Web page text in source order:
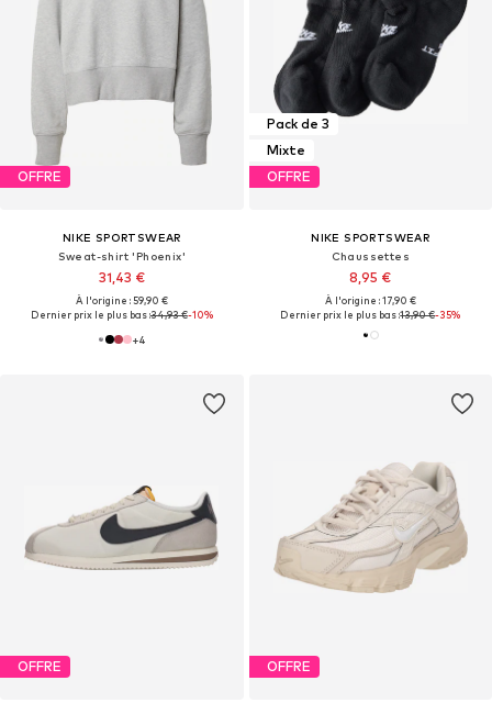
OFFRE
NIKE SPORTSWEAR
Sweat-shirt 'Phoenix'
31,43 €
À l'origine : 59,90 €
Dernier prix le plus bas :34,93 €-10%
+4
Pack de 3
Mixte
OFFRE
NIKE SPORTSWEAR
Chaussettes
8,95 €
À l'origine : 17,90 €
Dernier prix le plus bas :13,90 €-35%
OFFRE OFFRE